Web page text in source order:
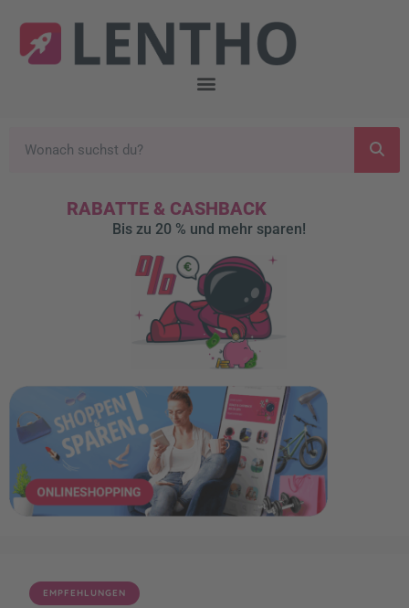
RABATTE & CASHBACK
Bis zu 20 % und mehr sparen!
EMPFEHLUNGEN